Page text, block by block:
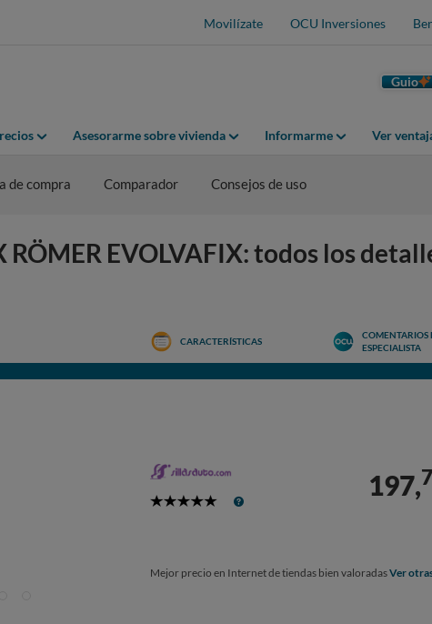
Movilízate OCU Inversiones
Guio
Asesorarme sobre vivienda Informarme Ver
de compra Comparador Consejos de uso
RÖMER EVOLVAFIX: todos los
CARACTERÍSTICAS
COMENTARIOS
ESPECIALISTA
5
197,
Mejor precio en Internet de tiendas bien valoradasVer